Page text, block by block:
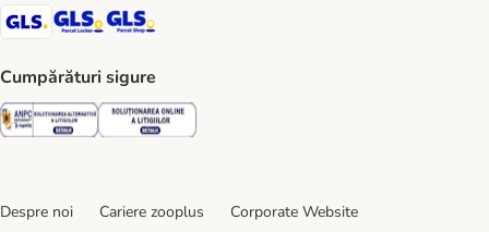
GLS Shipping Method
GLS Locker Shipping Method
Cumpărături sigure
Security Security
Despre noi Cariere zooplus
Corporate Website